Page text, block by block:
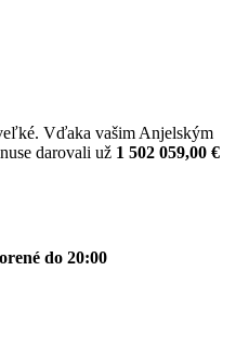
Vďaka vašim Anjelským
darovali už 1 502 059,00 €
do 20:00